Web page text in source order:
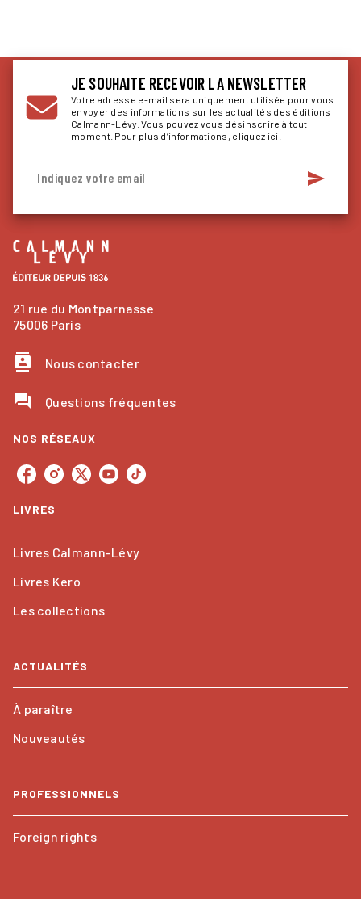
JE SOUHAITE RECEVOIR LA NEWSLETTER
Votre adresse e-mail sera uniquement utilisée pour vous
envoyer des informations sur les actualités des éditions
Calmann-Lévy. Vous pouvez vous désinscrire à tout
moment. Pour plus d’informations, cliquez ici
Indiquez votre email send
21 rue du Montparnasse
75006 Paris
contacts Nous contacter
question_answer Questions fréquentes
NOS RÉSEAUX
LIVRES
Livres Calmann-Lévy
Livres Kero
Les collections
ACTUALITÉS
À paraître
Nouveautés
PROFESSIONNELS
Foreign rights